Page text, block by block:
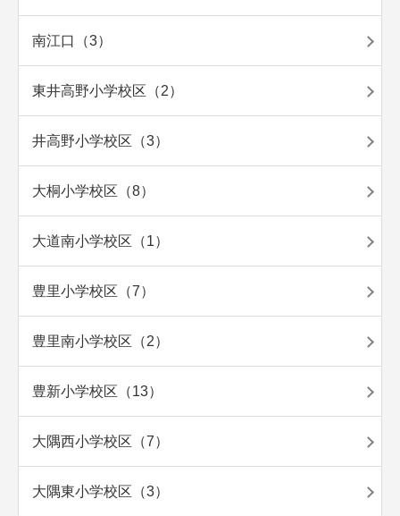
南江口（3）
東井高野小学校区（2）
井高野小学校区（3）
大桐小学校区（8）
大道南小学校区（1）
豊里小学校区（7）
豊里南小学校区（2）
豊新小学校区（13）
大隅西小学校区（7）
大隅東小学校区（3）